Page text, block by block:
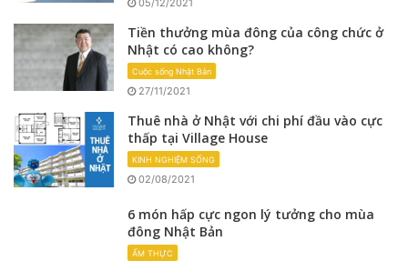
05/12/2021
Tiền thưởng mùa đông của công chức ở
Nhật có cao không?
Cuộc sống Nhật Bản
27/11/2021
Thuê nhà ở Nhật với chi phí đầu vào cực
thấp tại Village House
KINH NGHIỆM SỐNG
02/08/2021
6 món hấp cực ngon lý tưởng cho mùa
đông Nhật Bản
ẨM THỰC